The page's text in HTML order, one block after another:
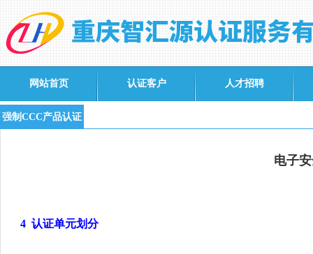
网站首页 认证客户 人才招聘
强制CCC产品认证
电子
4 认证单元划分